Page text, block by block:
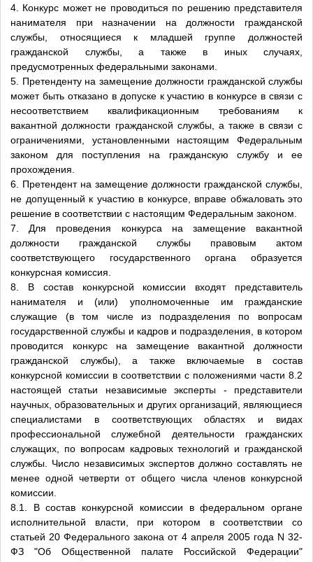
4. Конкурс может не проводиться по решению представителя
нанимателя при назначении на должности гражданской
службы, относящиеся к младшей группе должностей
гражданской службы, а также в иных случаях,
предусмотренных федеральными законами.
5. Претенденту на замещение должности гражданской службы
может быть отказано в допуске к участию в конкурсе в связи с
несоответствием квалификационным требованиям к
вакантной должности гражданской службы, а также в связи с
ограничениями, установленными настоящим Федеральным
законом для поступления на гражданскую службу и ее
прохождения.
6. Претендент на замещение должности гражданской службы,
не допущенный к участию в конкурсе, вправе обжаловать это
решение в соответствии с настоящим Федеральным законом.
7. Для проведения конкурса на замещение вакантной
должности гражданской службы правовым актом
соответствующего государственного органа образуется
конкурсная комиссия.
8. В состав конкурсной комиссии входят представитель
нанимателя и (или) уполномоченные им гражданские
служащие (в том числе из подразделения по вопросам
государственной службы и кадров и подразделения, в котором
проводится конкурс на замещение вакантной должности
гражданской службы), а также включаемые в состав
конкурсной комиссии в соответствии с положениями части 8.2
настоящей статьи независимые эксперты - представители
научных, образовательных и других организаций, являющиеся
специалистами в соответствующих областях и видах
профессиональной служебной деятельности гражданских
служащих, по вопросам кадровых технологий и гражданской
службы. Число независимых экспертов должно составлять не
менее одной четверти от общего числа членов конкурсной
комиссии.
8.1. В состав конкурсной комиссии в федеральном органе
исполнительной власти, при котором в соответствии со
статьей 20 Федерального закона от 4 апреля 2005 года N 32-
ФЗ "Об Общественной палате Российской Федерации"